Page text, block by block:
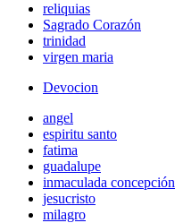
reliquias
Sagrado Corazón
trinidad
virgen maria
Devocion
angel
espiritu santo
fatima
guadalupe
inmaculada concepción
jesucristo
milagro